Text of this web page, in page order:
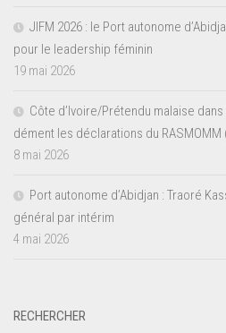
JIFM 2026 : le Port autonome
pour le leadership féminin
19 mai 2026
Côte d’Ivoire/Prétendu malaise
dément les déclarations du RASMOMM
8 mai 2026
Port autonome d’Abidjan : Traoré
général par intérim
4 mai 2026
RECHERCHER